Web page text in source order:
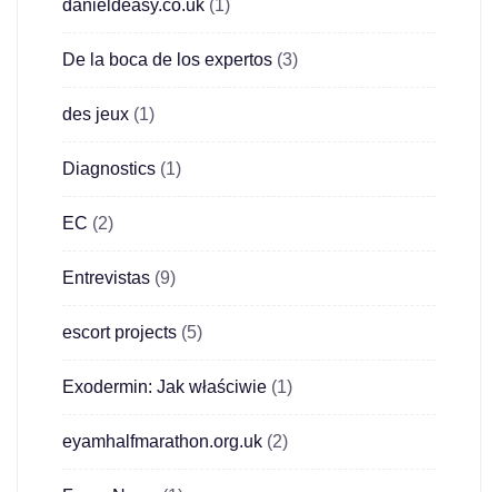
danieldeasy.co.uk (1)
De la boca de los expertos (3)
des jeux (1)
Diagnostics (1)
EC (2)
Entrevistas (9)
escort projects (5)
Exodermin: Jak właściwie (1)
eyamhalfmarathon.org.uk (2)